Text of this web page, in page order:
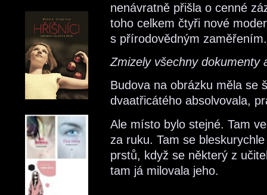
nenávratně přišla o cenné
toho celkem čtyři nové
s přírodovědným zaměřením.
Zmizely všechny dokumenty
Budova na obrázku měla se
dvaatřicátého absolvovala,
Ale místo bylo stejné. Tam
za ruku. Tam se
prstů, když se některý z
tam já milovala jeho.